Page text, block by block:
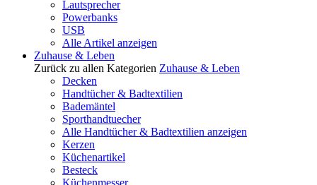
Lautsprecher
Powerbanks
USB
Alle Artikel anzeigen
Zuhause & Leben
Zurück zu allen Kategorien Zuhause & Leben
Decken
Handtücher & Badtextilien
Bademäntel
Sporthandtuecher
Alle Handtücher & Badtextilien anzeigen
Kerzen
Küchenartikel
Besteck
Küchenmesser